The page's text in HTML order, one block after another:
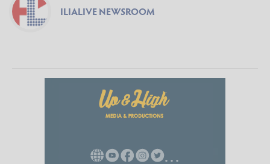
ILIALIVE NEWSROOM